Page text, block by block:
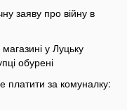
заяву про війну в
у Луцьку
обурені
платити за комуналку: